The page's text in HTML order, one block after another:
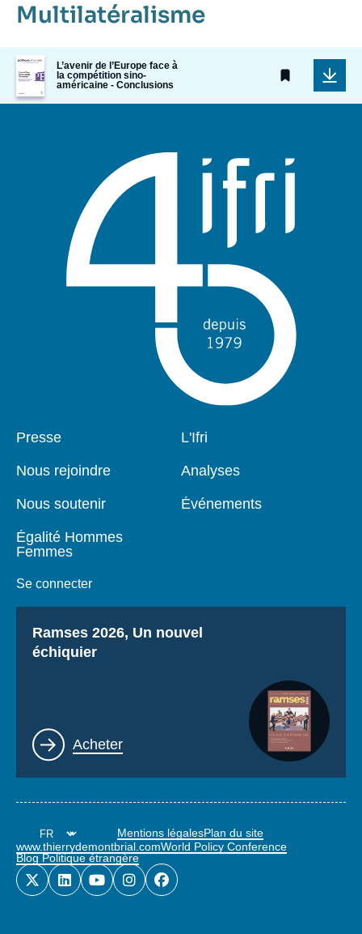
Multilatéralisme
Image
de
couverture
de
L’avenir de l’Europe face à
la compétition sino-
américaine - Conclusions
Pied
Presse
Nous rejoindre
Nous soutenir
Égalité Hommes
Femmes
Se connecter
Navigation
L'Ifri
Analyses
Événements
Titre
Ramses 2026, Un nouvel
échiquier
Lien
Acheter
Mentions légalesPlan du site
www.thierrydemontbrial.comWorld Policy Conference
Blog Politique étrangère